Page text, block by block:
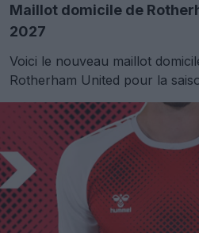
Maillot domicile de
2027
Voici le nouveau maillot
Rotherham United pour la